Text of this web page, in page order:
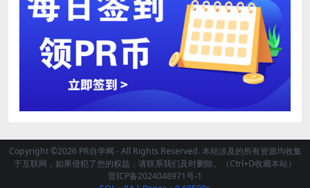
Copyright ©2026 PR自学网 - All Rights Reserved. 本站涉及的所有资源均收集
于互联网，如果侵犯了您的权益，请联系我们及时删除。（Ctrl+D收藏本站）
晋ICP备2024048971号-1